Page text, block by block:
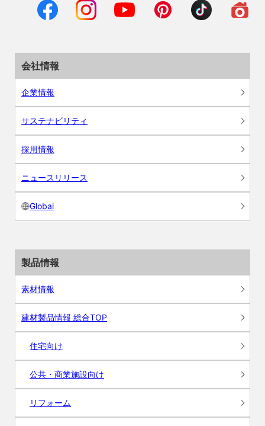
会社情報
企業情報
サステナビリティ
採用情報
ニュースリリース
Global
製品情報
素材情報
建材製品情報 総合TOP
住宅向け
公共・商業施設向け
リフォーム